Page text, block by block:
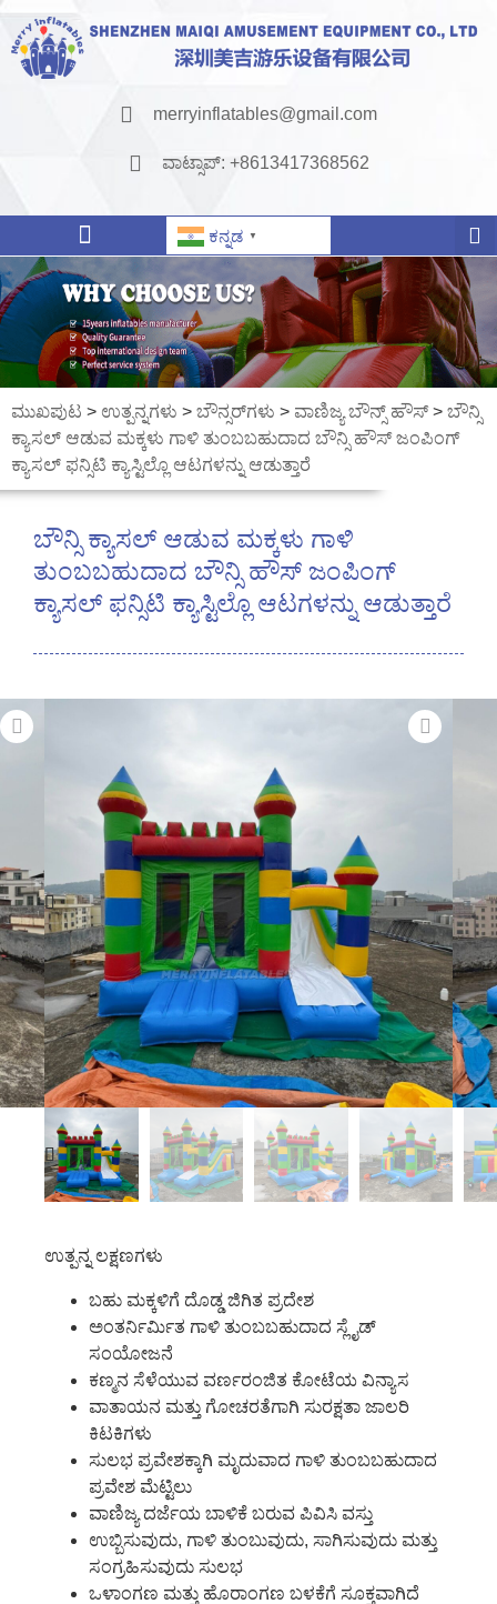
merryinflatables@gmail.com
ವಾಟ್ಸಾಪ್: +8613417368562
ಕನ್ನಡ ▼
ಮುಖಪುಟ > ಉತ್ಪನ್ನಗಳು > ಬೌನ್ಸರ್‌ಗಳು > ವಾಣಿಜ್ಯ ಬೌನ್ಸ್ ಹೌಸ್> ಬೌನ್ಸಿ
ಕ್ಯಾಸಲ್ ಆಡುವ ಮಕ್ಕಳು ಗಾಳಿ ತುಂಬಬಹುದಾದ ಬೌನ್ಸಿ ಹೌಸ್ ಜಂಪಿಂಗ್
ಕ್ಯಾಸಲ್ ಫನ್ಸಿಟಿ ಕ್ಯಾಸ್ಟಿಲ್ಲೊ ಆಟಗಳನ್ನು ಆಡುತ್ತಾರೆ
ಬೌನ್ಸಿ ಕ್ಯಾಸಲ್ ಆಡುವ ಮಕ್ಕಳು ಗಾಳಿ
ತುಂಬಬಹುದಾದ ಬೌನ್ಸಿ ಹೌಸ್ ಜಂಪಿಂಗ್
ಕ್ಯಾಸಲ್ ಫನ್ಸಿಟಿ ಕ್ಯಾಸ್ಟಿಲ್ಲೊ ಆಟಗಳನ್ನು ಆಡುತ್ತಾರೆ
ಉತ್ಪನ್ನ ಲಕ್ಷಣಗಳು
ಬಹು ಮಕ್ಕಳಿಗೆ ದೊಡ್ಡ ಜಿಗಿತ ಪ್ರದೇಶ
ಅಂತರ್ನಿರ್ಮಿತ ಗಾಳಿ ತುಂಬಬಹುದಾದ ಸ್ಲೈಡ್
ಸಂಯೋಜನೆ
ಕಣ್ಮನ ಸೆಳೆಯುವ ವರ್ಣರಂಜಿತ ಕೋಟೆಯ ವಿನ್ಯಾಸ
ವಾತಾಯನ ಮತ್ತು ಗೋಚರತೆಗಾಗಿ ಸುರಕ್ಷತಾ ಜಾಲರಿ
ಕಿಟಕಿಗಳು
ಸುಲಭ ಪ್ರವೇಶಕ್ಕಾಗಿ ಮೃದುವಾದ ಗಾಳಿ ತುಂಬಬಹುದಾದ
ಪ್ರವೇಶ ಮೆಟ್ಟಿಲು
ವಾಣಿಜ್ಯ ದರ್ಜೆಯ ಬಾಳಿಕೆ ಬರುವ ಪಿವಿಸಿ ವಸ್ತು
ಉಬ್ಬಿಸುವುದು, ಗಾಳಿ ತುಂಬುವುದು, ಸಾಗಿಸುವುದು ಮತ್ತು
ಸಂಗ್ರಹಿಸುವುದು ಸುಲಭ
ಒಳಾಂಗಣ ಮತ್ತು ಹೊರಾಂಗಣ ಬಳಕೆಗೆ ಸೂಕ್ತವಾಗಿದೆ